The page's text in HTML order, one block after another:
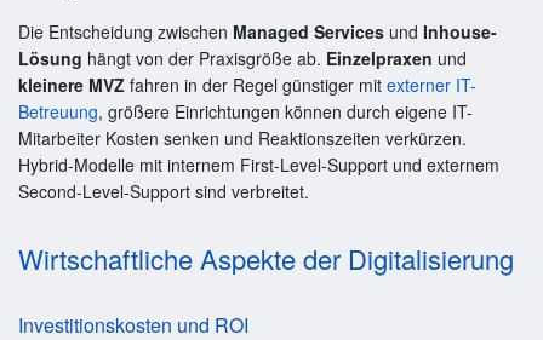
Die Entscheidung zwischen Managed Services und Inhouse-
Lösung hängt von der Praxisgröße ab. Einzelpraxen und
kleinere MVZ fahren in der Regel günstiger mit externer IT-
Betreuung, größere Einrichtungen können durch eigene IT-
Mitarbeiter Kosten senken und Reaktionszeiten verkürzen.
Hybrid-Modelle mit internem First-Level-Support und externem
Second-Level-Support sind verbreitet.
Wirtschaftliche Aspekte der Digitalisierung
Investitionskosten und ROI